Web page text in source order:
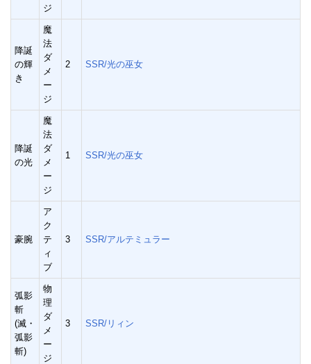
ジ
降誕
の輝
き
魔
法
ダ
メ
ー
ジ
2 SSR/光の巫女
降誕
の光
魔
法
ダ
メ
ー
ジ
1 SSR/光の巫女
豪腕
ア
ク
テ
ィ
ブ
3 SSR/アルテミュラー
弧影
斬
(滅・
弧影
斬)
物
理
ダ
メ
ー
ジ
3 SSR/リィン